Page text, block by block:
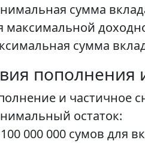
сумма
максимальной
сумма
пополнения
и частичное
остаток:
100 000 000 сумов для